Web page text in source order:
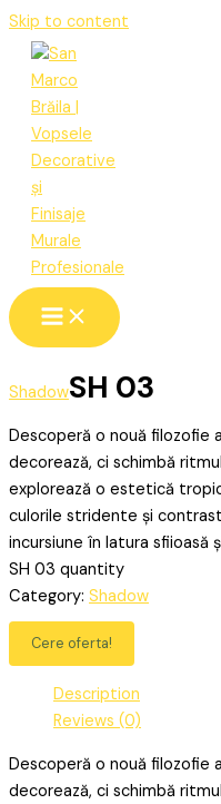
Skip to content
ShadowSH 03
Descoperă o nouă filozofie
decorează, ci schimbă
explorează o estetică
culorile stridente și
incursiune în latura sfiioasă
SH 03 quantity
Category: Shadow
Cere oferta!
Description
Reviews (0)
Descoperă o nouă filozofie
decorează, ci schimbă